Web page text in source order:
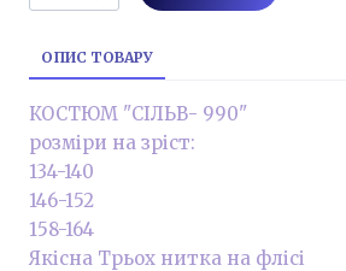
ОПИС ТОВАРУ
КОСТЮМ "СІЛЬВ- 990"
розміри на зріст:
134-140
146-152
158-164
Якісна Трьох нитка на флісі